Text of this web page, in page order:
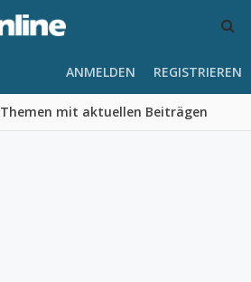
Themen mit aktuellen Beiträgen
ANMELDEN REGISTRIEREN